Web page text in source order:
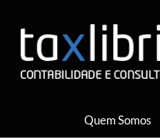
Quem Somos